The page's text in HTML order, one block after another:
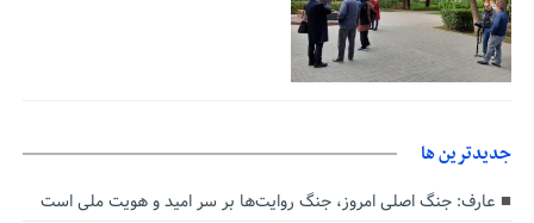
جديدترين ها
عارف: جنگ اصلی امروز، جنگ روایت‌ها بر سر امید و هویت ملی است